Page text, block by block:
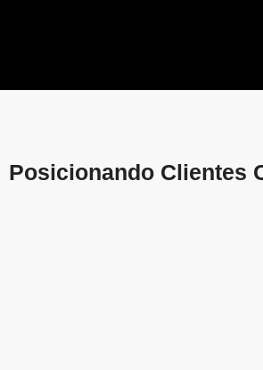
Posicionando Clientes